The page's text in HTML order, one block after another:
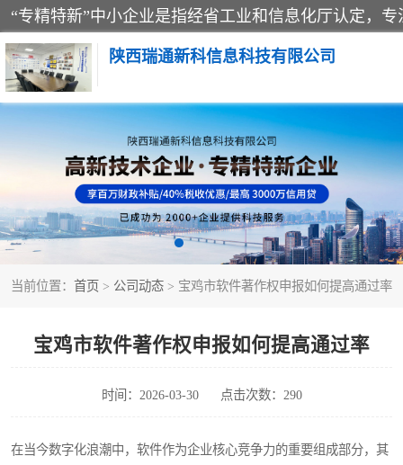
陕西瑞通新科信息科技有限公司
当前位置： 首页 > 公司动态 > 宝鸡市软件著作权申报如何提高通过率
宝鸡市软件著作权申报如何提高通过率
时间：2026-03-30 点击次数：290
在当今数字化浪潮中，软件作为企业核心竞争力的重要组成部分，其